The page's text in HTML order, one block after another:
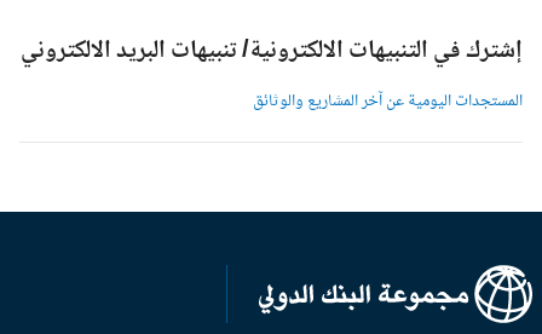
إشترك في التنبيهات الالكترونية/ تنبيهات البريد الالكتروني
المستجدات اليومية عن آخر المشاريع والوثائق